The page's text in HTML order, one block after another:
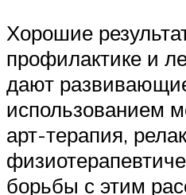
Хорошие
профилактике и
дают
использованием
арт-терапия,
борьбы с этим